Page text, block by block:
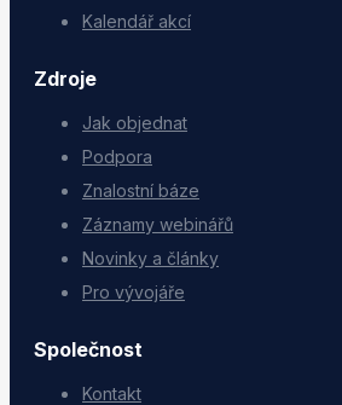
Kalendář akcí
Zdroje
Jak objednat
Podpora
Znalostní báze
Záznamy webinářů
Novinky a články
Pro vývojáře
Společnost
Kontakt